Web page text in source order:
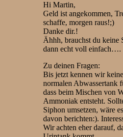
Hi Martin,
Geld ist angekommen,
schaffe, morgen raus!;)
Danke dir.!
Ähhh, brauchst du keine
dann echt voll einfach….
Zu deinen Fragen:
Bis jetzt kennen wir
normalen Abwassertank
dass beim Mischen von
Ammoniak entsteht.
Siphon umsetzen, wäre
davon berichten:).
Wir achten eher darauf,